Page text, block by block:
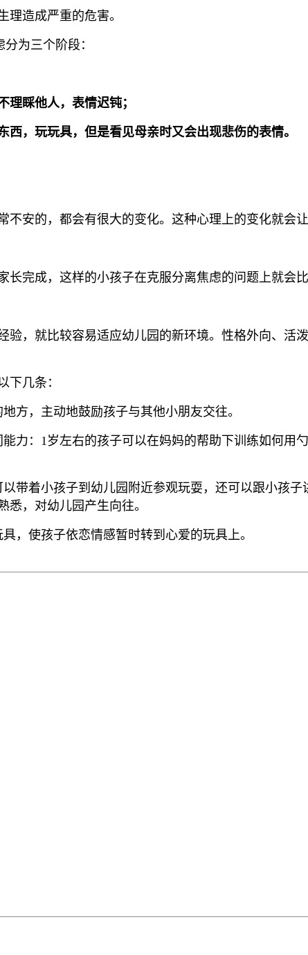
造成严重的危害。
为三个阶段：
睬他人，表情迟钝；
，玩玩具，但是看见母亲时又会出现悲伤的表情。
安的，都会有很大的变化。这种心理上的变化就会
完成，这样的小孩子在克服分离焦虑的问题上就会
，就比较容易适应幼儿园的新环境。性格外向、活
下几条：
方，主动地鼓励孩子与其他小朋友交往。
力：1岁左右的孩子可以在妈妈的帮助下训练如何用
带着小孩子到幼儿园附近参观玩耍，还可以跟小孩
，对幼儿园产生向往。
，使孩子依恋情感暂时转到心爱的玩具上。